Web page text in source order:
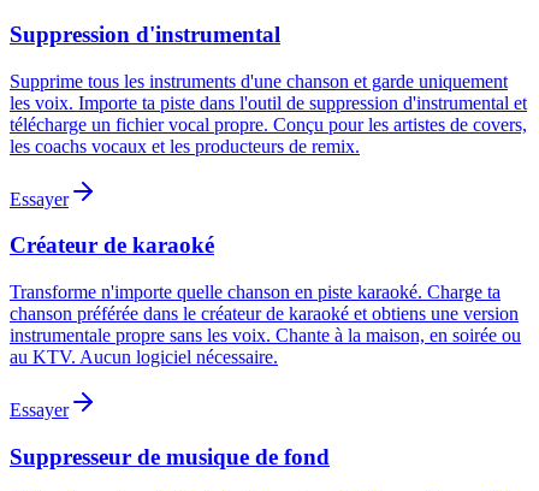
Suppression d'instrumental
Supprime tous les instruments d'une chanson et garde uniquement
les voix. Importe ta piste dans l'outil de suppression d'instrumental et
télécharge un fichier vocal propre. Conçu pour les artistes de covers,
les coachs vocaux et les producteurs de remix.
Essayer
Créateur de karaoké
Transforme n'importe quelle chanson en piste karaoké. Charge ta
chanson préférée dans le créateur de karaoké et obtiens une version
instrumentale propre sans les voix. Chante à la maison, en soirée ou
au KTV. Aucun logiciel nécessaire.
Essayer
Suppresseur de musique de fond